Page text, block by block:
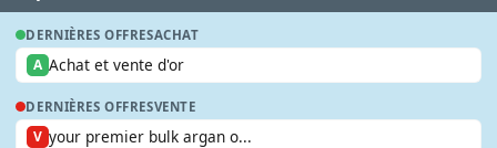
DERNIÈRES OFFRESACHAT
A Achat et vente d'or
DERNIÈRES OFFRESVENTE
V your premier bulk argan o...